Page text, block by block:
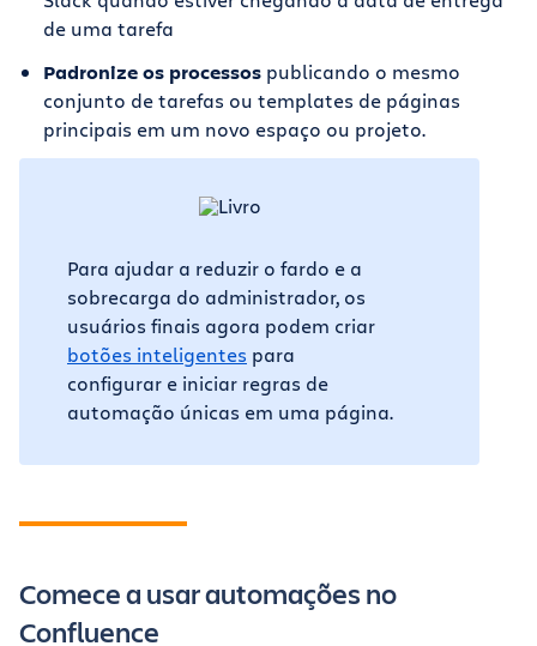
de uma tarefa
Padronize os processos publicando o mesmo
conjunto de tarefas ou templates de páginas
principais em um novo espaço ou projeto.
Para ajudar a reduzir o fardo e a
sobrecarga do administrador, os
usuários finais agora podem criar
botões inteligentes para
configurar e iniciar regras de
automação únicas em uma página.
Comece a usar automações no
Confluence